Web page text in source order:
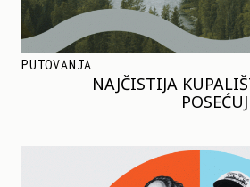
PUTOVANJA
NAJČISTIJA